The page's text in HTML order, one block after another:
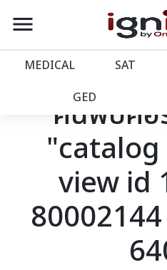
account_balance หน้าแรก
เว็บไซต์อิกไนท์
โปรโมชั่น
วางแผนการเรียน
account_circle เข้าสู่ระบบ
menu
MEDICAL SAT
GED
ค้นพบคอ
view id